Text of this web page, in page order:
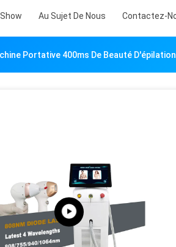
Au Sujet De Nous Contactez-
Portative 400ms De Beauté